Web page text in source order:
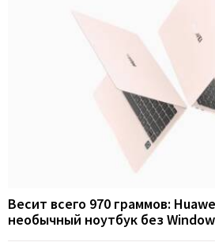
Весит всего 970 граммов:
необычный ноутбук без